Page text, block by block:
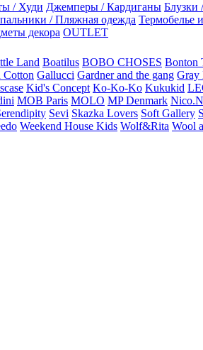
/ Худи Джемперы / Кардиганы Блузки
/ Пляжная одежда Термобелье
декора OUTLET
Land Boatilus BOBO CHOSES Bonton
Cotton Gallucci Gardner and the gang Gray
Kid's Concept Ko-Ko-Ko Kukukid
MOB Paris MOLO MP Denmark
Sevi Skazka Lovers Soft Gallery
Weekend House Kids Wolf&Rita Wool